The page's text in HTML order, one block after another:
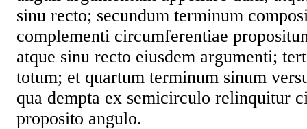
sinu recto; secundum terminum
complementi circumferentiae
atque sinu recto eiusdem argumenti;
totum; et quartum terminum sinum
qua dempta ex semicirculo relinquitur
proposito angulo.